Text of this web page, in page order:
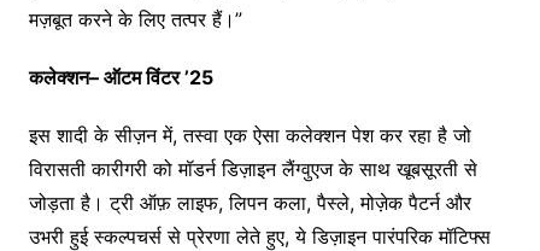
मज़बूत करने के लिए तत्पर हैं।”
कलेक्शन– ऑटम विंटर’25
इस शादी के सीज़न में, तस्वा एक ऐसा कलेक्शन पेश कर रहा है जो
विरासती कारीगरी को मॉडर्न डिज़ाइन लैंग्वुएज के साथ खूबसूरती से
जोड़ता है। ट्री ऑफ़ लाइफ, लिपन कला, पैस्ले, मोज़ेक पैटर्न और
उभरी हुई स्कल्पचर्स से प्रेरणा लेते हुए, ये डिज़ाइन पारंपरिक मॉटिफ्स